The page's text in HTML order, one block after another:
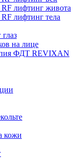
лифтинг живота
лифтинг тела
на лице
ФДТ REVIXAN
кожи